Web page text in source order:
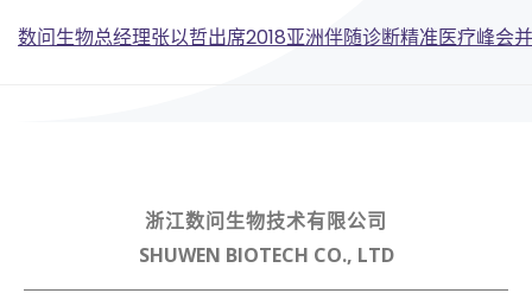
navigation
Post
数问生物总经理张以哲出席2018亚洲伴随诊断精准医疗峰会
浙江数问生物技术有限公司
SHUWEN BIOTECH CO., LTD